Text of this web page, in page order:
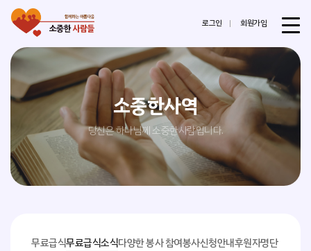
로그인 회원가입
소중한사역
당신은 하나님께 소중한사람입니다.
무료급식무료급식소식다양한 봉사 참여봉사신청안내후원자명단